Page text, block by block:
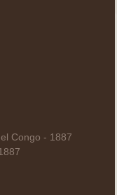
Congo - 1887